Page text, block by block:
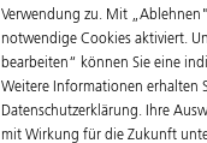
Verwendung zu. Mit
notwendige Cookies aktiviert.
bearbeiten“ können Sie eine
Weitere Informationen erhalten
Datenschutzerklärung. Ihre
mit Wirkung für die Zukunft